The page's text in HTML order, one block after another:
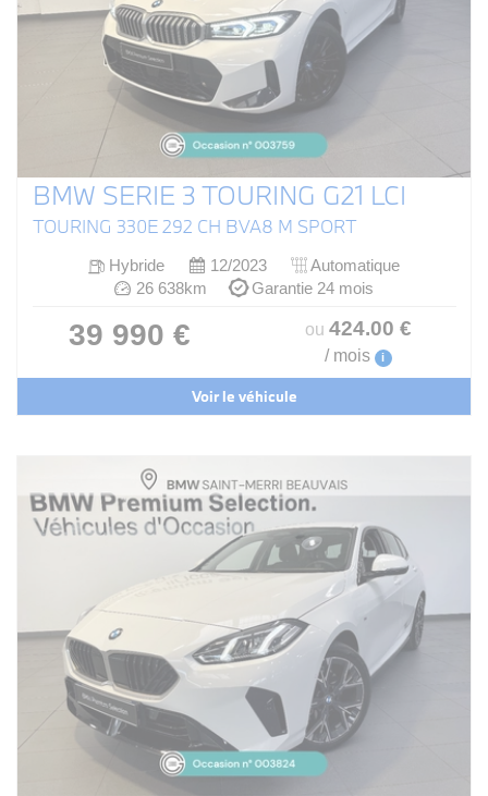
BMW SERIE 3 TOURING G21 LCI
TOURING 330E 292 CH BVA8 M SPORT
Hybride 12/2023
Automatique
26 638km
Garantie 24 mois
39 990 € ou 424.00 €
/ mois i
Voir le véhicule